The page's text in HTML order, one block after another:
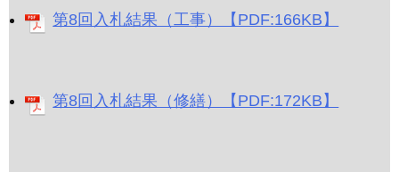
第8回入札結果（工事）【PDF:166KB】
第8回入札結果（修繕）【PDF:172KB】